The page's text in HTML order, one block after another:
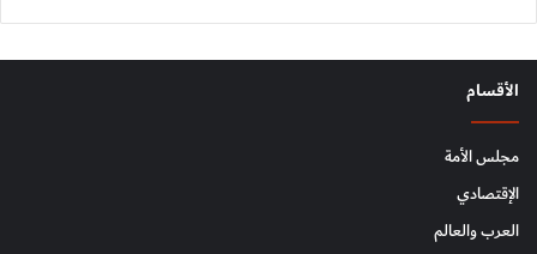
الأقسام
مجلس الأمة
الإقتصادي
العرب والعالم